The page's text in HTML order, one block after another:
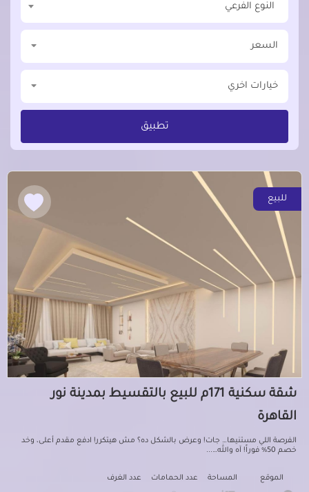
النوع الفرعي
السعر
خيارات اخري
تطبيق
للبيع
شقة سكنية 171م للبيع بالتقسيط بمدينة نور
القاهرة
الفرصة اللي مستنيها… جات! وعرض بالشكل ده؟ مش هيتكرر! ادفع مقدم أعلى، وخد
خصم 50% فوراً! آه والله…...
الموقع المساحة عدد الحمامات عدد الغرف